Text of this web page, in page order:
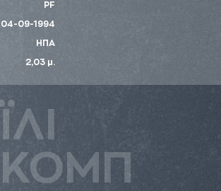
PF
04-09-1994
ΗΠΑ
2,03 μ.